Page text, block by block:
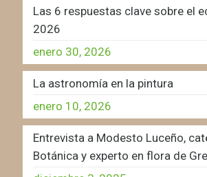
Las 6 respuestas clave sobre el
2026
enero 30, 2026
La astronomía en la pintura
enero 10, 2026
Entrevista a Modesto Luceño,
Botánica y experto en flora de